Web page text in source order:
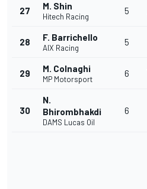
27 M. Shin
Hitech Racing
5
28 F. Barrichello
AIX Racing
5
29 M. Colnaghi
MP Motorsport
6
30
N.
Bhirombhakdi
DAMS Lucas Oil
6